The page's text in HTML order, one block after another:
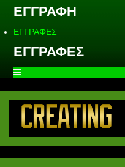
ΕΓΓΡΑΦΗ
ΕΓΓΡΑΦΕΣ
ΕΓΓΡΑΦΕΣ